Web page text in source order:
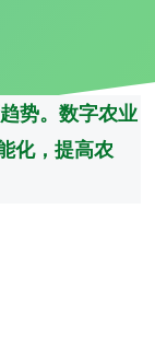
势。数字农业
化，提高农